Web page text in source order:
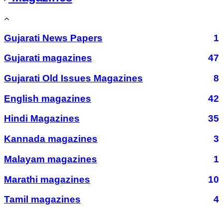
Gujarati News Papers
1
Gujarati magazines
47
Gujarati Old Issues Magazines
8
English magazines
42
Hindi Magazines
35
Kannada magazines
3
Malayam magazines
1
Marathi magazines
10
Tamil magazines
4